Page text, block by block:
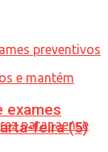
exames
feira (5)